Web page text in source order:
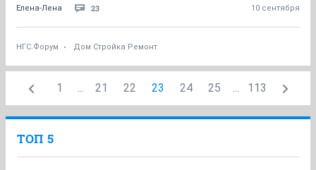
Елена-Лена 23 10 сентября
НГС.Форум Дом Стройка Ремонт
1 ... 21 22 23 24 25 ... 113
ТОП 5